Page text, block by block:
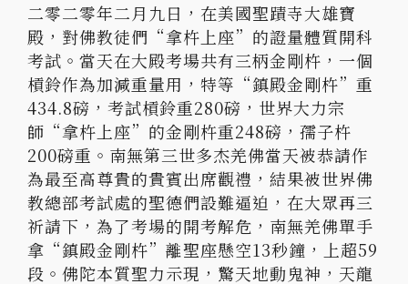
二零二零年二月九日，在美國聖蹟寺大雄寶
殿，對佛教徒們“拿杵上座”的證量體質開科
考試。當天在大殿考場共有三柄金剛杵，一個
槓鈴作為加減重量用，特等“鎮殿金剛杵”重
434.8磅，考試槓鈴重280磅，世界大力宗
師“拿杵上座”的金剛杵重248磅，孺子杵
200磅重。南無第三世多杰羌佛當天被恭請作
為最至高尊貴的貴賓出席觀禮，結果被世界佛
教總部考試處的聖德們設難逼迫，在大眾再三
祈請下，為了考場的開考解危，南無羌佛單手
拿“鎮殿金剛杵”離聖座懸空13秒鐘，上超59
段。佛陀本質聖力示現，驚天地動鬼神，天龍